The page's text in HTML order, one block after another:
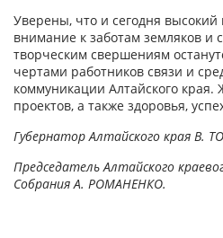
Уверены, что и сегодня
внимание к заботам земляков и
творческим свершениям
чертами работников связи и
коммуникации Алтайского
проектов, а также здоровья,
Губернатор Алтайского края В.
Председатель Алтайского
Собрания А. РОМАНЕНКО.